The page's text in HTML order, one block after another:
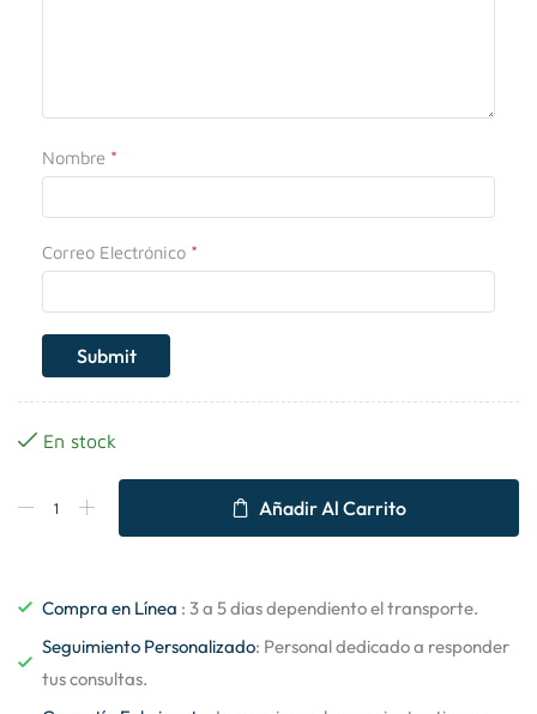
Nombre *
Correo Electrónico *
En stock
Añadir Al Carrito
Compra en Línea : 3 a 5 dias dependiento el transporte.
Seguimiento Personalizado: Personal dedicado a responder
tus consultas.